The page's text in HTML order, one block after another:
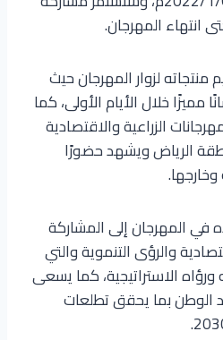
انتهاء المهرجان.
لزوار المهرجان حيث
مميزًا خلال الأيام الأولى، كما
الزراعية والاقتصادية
الرياض ويشهد حضورًا
المهرجان إلى المشاركة
والرؤى التنموية والتي
الاستراتيجية، كما يسعى
الوطن بما يحقق تطلعات